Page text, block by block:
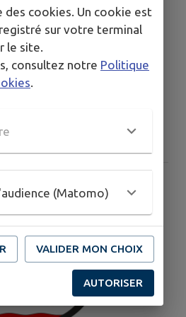
2026
de chiens 🐾 Nous
reprises, des
des chiens errants sur les
🚗⚠️ Nous demandons à tous les
de la plus grande vigilance
ne puissent s'échapper de
des cookies. Un cookie est
sur votre terminal
le site.
consultez notre Politique
.
(Matomo)
VALIDER MON CHOIX
AUTORISER